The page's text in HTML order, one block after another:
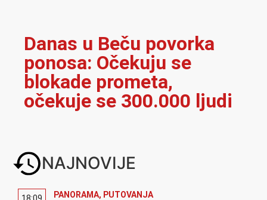
Danas u Beču povorka
ponosa: Očekuju se
blokade prometa,
očekuje se 300.000 ljudi
NAJNOVIJE
18:09 PANORAMA, PUTOVANJA